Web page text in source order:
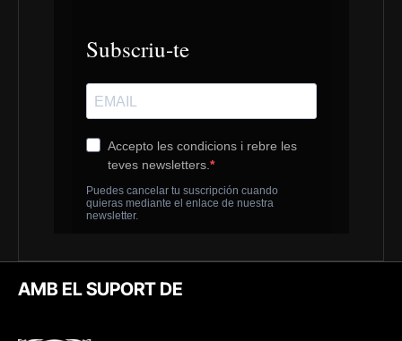
AMB EL SUPORT DE